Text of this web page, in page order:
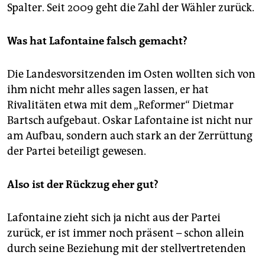
Spalter. Seit 2009 geht die Zahl der Wähler zurück.
Was hat Lafontaine falsch gemacht?
Die Landesvorsitzenden im Osten wollten sich von
ihm nicht mehr alles sagen lassen, er hat
Rivalitäten etwa mit dem „Reformer“ Dietmar
Bartsch aufgebaut. Oskar Lafontaine ist nicht nur
am Aufbau, sondern auch stark an der Zerrüttung
der Partei beteiligt gewesen.
Also ist der Rückzug eher gut?
Lafontaine zieht sich ja nicht aus der Partei
zurück, er ist immer noch präsent – schon allein
durch seine Beziehung mit der stellvertretenden